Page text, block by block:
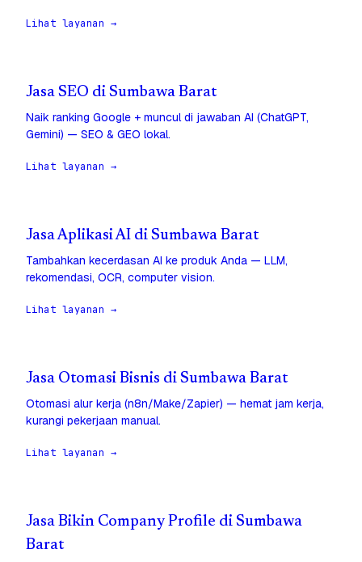
Lihat layanan →
Jasa SEO di Sumbawa Barat
Naik ranking Google + muncul di jawaban AI (ChatGPT,
Gemini) — SEO & GEO lokal.
Lihat layanan →
Jasa Aplikasi AI di Sumbawa Barat
Tambahkan kecerdasan AI ke produk Anda — LLM,
rekomendasi, OCR, computer vision.
Lihat layanan →
Jasa Otomasi Bisnis di Sumbawa Barat
Otomasi alur kerja (n8n/Make/Zapier) — hemat jam kerja,
kurangi pekerjaan manual.
Lihat layanan →
Jasa Bikin Company Profile di Sumbawa
Barat